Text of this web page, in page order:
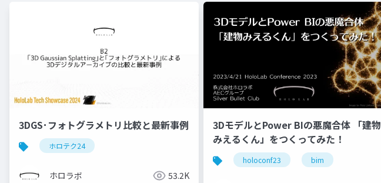
3DGS･フォトグラメトリ比較と最新事例
ホロテク24
ホロラボ 53.2K
3DモデルとPower BIの悪魔合体 「建物
みえるくん」をつくってみた！
holoconf23 bim